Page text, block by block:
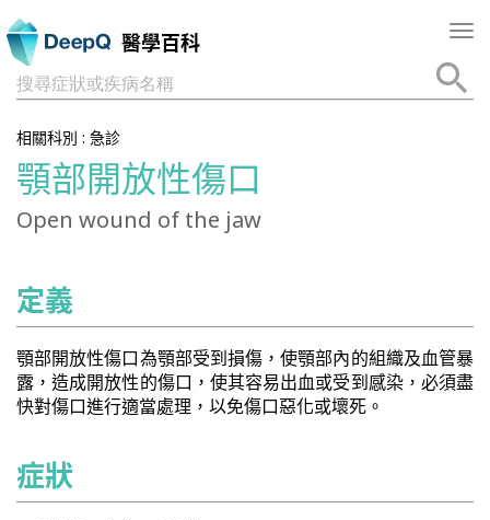
醫學百科
搜尋症狀或疾病名稱
相關科別 : 急診
顎部開放性傷口
Open wound of the jaw
定義
顎部開放性傷口為顎部受到損傷，使顎部內的組織及血管暴
露，造成開放性的傷口，使其容易出血或受到感染，必須盡
快對傷口進行適當處理，以免傷口惡化或壞死。
症狀